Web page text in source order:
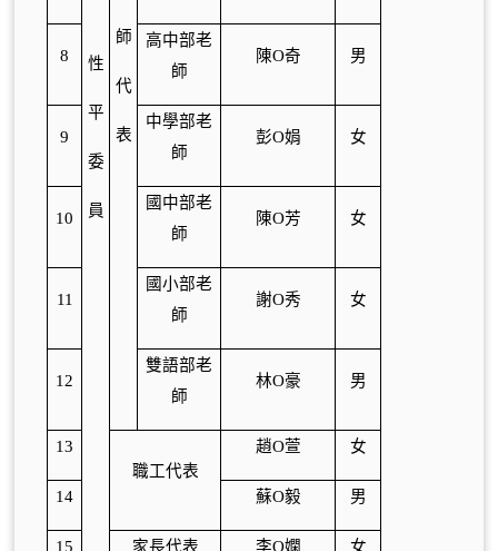
性
平
委
員
師
代
表
8
高中部老
師
陳O奇 男
9
中學部老
師
彭O娟 女
10
國中部老
師
陳O芳 女
11
國小部老
師
謝O秀 女
12
雙語部老
師
林O豪 男
13
職工代表
趙O萱 女
14 蘇O毅 男
15 家長代表 李O嫻 女